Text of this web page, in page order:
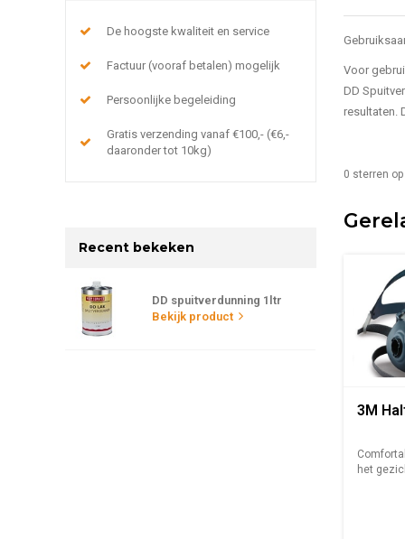
De hoogste kwaliteit en service
Factuur (vooraf betalen) mogelijk
Persoonlijke begeleiding
Gratis verzending vanaf €100,- (€6,-
daaronder tot 10kg)
Recent bekeken
DD spuitverdunning 1ltr
Bekijk product
Voor
DD
resultaten.
0 sterren
3M
het